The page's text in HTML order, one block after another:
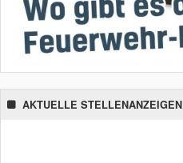
AKTUELLE STELLENANZEIGEN